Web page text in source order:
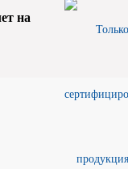
на